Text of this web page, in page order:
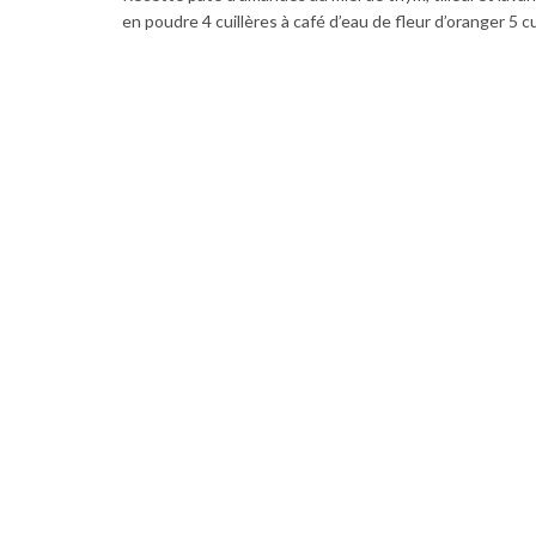
en poudre 4 cuillères à café d’eau de fleur d’oranger 5